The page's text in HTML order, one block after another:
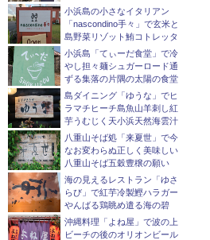
小浜島の小さなイタリアン
「nascondino手々」で玄米と
島野菜リゾット鮪コトレッタ
小浜島「てぃーだ食堂」で冷
やし担々麺シュガーロード通
ずる集落の片隅の太陽の食堂
島ダイニング「ゆうな」でヒ
ラマチヒーチ島魚山羊刺し紅
芋うむじく天小浜天然海雲汁
八重山そば処「来夏世」で今
なお変わらぬ正しく美味しい
八重山そば五穀豊穣の願い
海の見えるレストラン「ゆさ
らび」で紅芋冷製鰹ハラガー
やんばる鶏眺め遣る海の碧
沖縄料理「よね屋」で波の上
ビーチの後のオリオンビール